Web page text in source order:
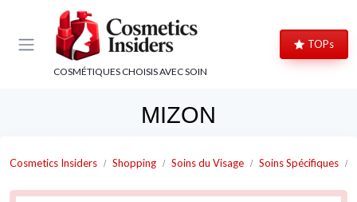
COSMÉTIQUES CHOISIS AVEC SOIN
TOPs
MIZON
Cosmetics Insiders Shopping Soins du Visage Soins Spécifiques
Panneau de gestion des cookies